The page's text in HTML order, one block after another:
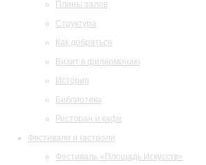
Планы залов
Структура
Как добраться
Визит в филармонию
История
Библиотека
Ресторан и кафе
Фестивали и гастроли
Фестиваль «Площадь Искусств»